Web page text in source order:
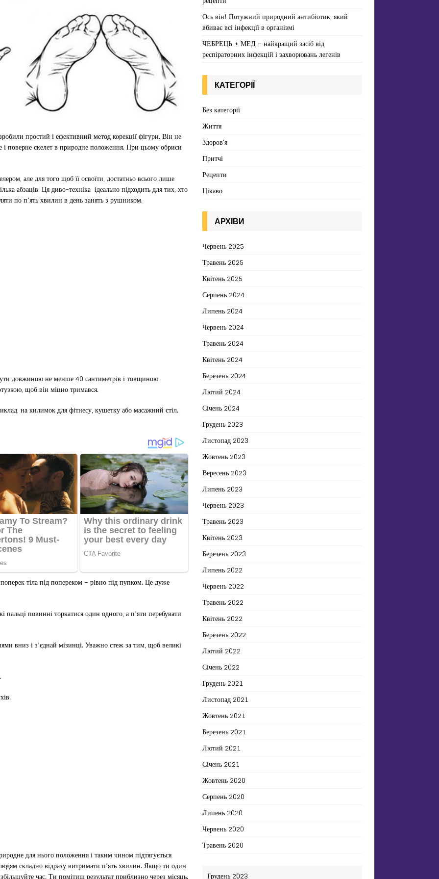
простий і ефективний метод корекції фігури. Він не
поверне скелет в природне положення. При цьому обриси
але для того щоб її освоїти, достатньо всього лише
абзаців. Ця диво-техніка ідеально підходить для тих, хто
по п’ять хвилин в день занять з рушником.
довжиною не менше 40 сантиметрів і товщиною
щоб він міцно тримався.
на килимок для фітнесу, кушетку або масажний стіл.
тіла під попереком – рівно під пупком. Це дуже
повинні торкатися один одного, а п’яти перебувати
вниз і з’єднай мізинці. Уважно стеж за тим, щоб великі
для нього положення і таким чином підтягується
складно відразу витримати п’ять хвилин. Якщо ти один
час. Ти помітиш результат приблизно через місяць.
Ось він! Потужний природний антибіотик, який
вбиває всі інфекції в організмі
ЧЕБРЕЦЬ + МЕД – найкращий засіб від
респіраторних інфекцій і захворювань легенів
КАТЕГОРІЇ
Без категорії
Життя
Здоров'я
Притчі
Рецепти
Цікаво
АРХІВИ
Червень 2025
Травень 2025
Квітень 2025
Серпень 2024
Липень 2024
Червень 2024
Травень 2024
Квітень 2024
Березень 2024
Лютий 2024
Січень 2024
Грудень 2023
Листопад 2023
Жовтень 2023
Вересень 2023
Липень 2023
Червень 2023
Травень 2023
Квітень 2023
Березень 2023
Липень 2022
Червень 2022
Травень 2022
Квітень 2022
Березень 2022
Лютий 2022
Січень 2022
Грудень 2021
Листопад 2021
Жовтень 2021
Березень 2021
Лютий 2021
Січень 2021
Жовтень 2020
Серпень 2020
Липень 2020
Червень 2020
Травень 2020
Грудень 2023